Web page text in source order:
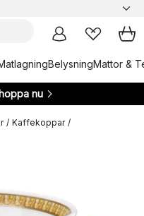
BelysningMattor &
nu
/ Kaffekoppar /